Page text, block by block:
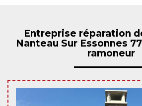
Entreprise réparation
Nanteau Sur Essonnes
ramoneur